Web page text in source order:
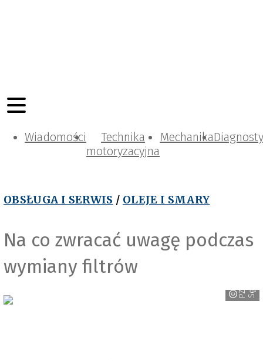
Wiadomości
Technika
motoryzacyjna
Mechanika
OBSŁUGA I SERWIS / OLEJE I SMARY
Na co zwracać uwagę podczas
wymiany filtrów
P
Z
L
S
ę
d
z
i
s
z
ó